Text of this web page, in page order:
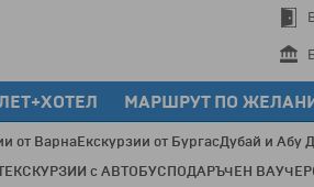
МАРШРУТ ПО
от ВарнаЕкскурзии от БургасДубай и Абу
ЕКСКУРЗИИ с АВТОБУСПОДАРЪЧЕН ВАУЧЕР